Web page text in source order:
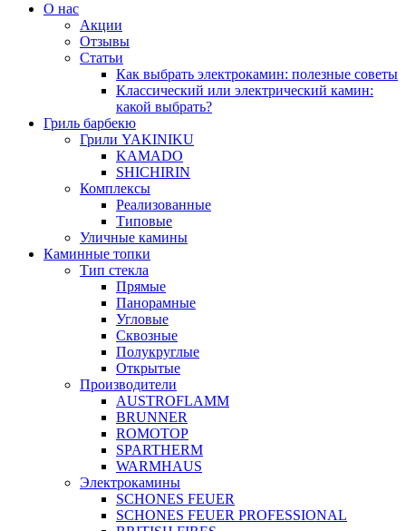
О нас
Акции
Отзывы
Статьи
Как выбрать электрокамин: полезные советы
Классический или электрический камин:
какой выбрать?
Гриль барбекю
Грили YAKINIKU
KAMADO
SHICHIRIN
Комплексы
Реализованные
Типовые
Уличные камины
Каминные топки
Тип стекла
Прямые
Панорамные
Угловые
Сквозные
Полукруглые
Открытые
Производители
AUSTROFLAMM
BRUNNER
ROMOTOP
SPARTHERM
WARMHAUS
Электрокамины
SCHONES FEUER
SCHONES FEUER PROFESSIONAL